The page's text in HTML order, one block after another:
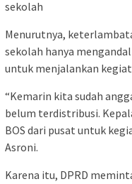
sekolah
Menurutnya,
sekolah hanya
untuk menjalankan
“Kemarin kita sudah
belum terdistribusi.
BOS dari pusat untuk
Asroni.
Karena itu, DPRD